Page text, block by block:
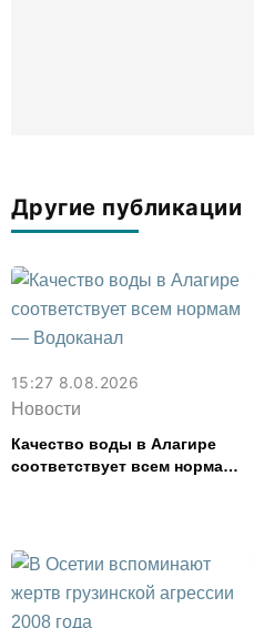
Другие публикации
15:27 8.08.2026
Новости
Качество воды в Алагире
соответствует всем нормам